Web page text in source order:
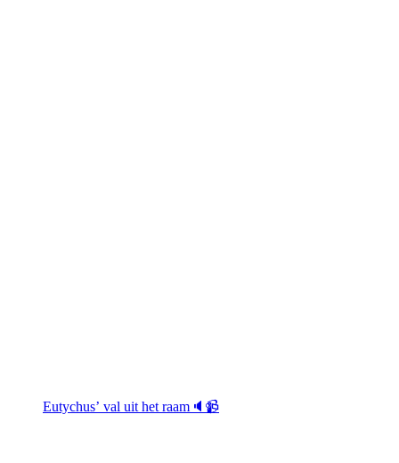
Eutychus’ val uit het raam🔈📹